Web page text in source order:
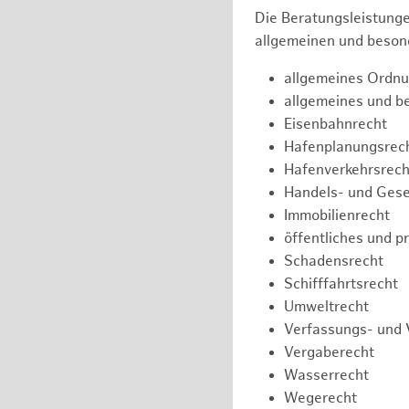
Die
allgemeinen und
allgemeines
allgemeines und
Eisenbahnrecht
Handels- und
Immobilienrecht
öffentliches und
Schadensrecht
Schifffahrtsrecht
Umweltrecht
Verfassungs- und
Vergaberecht
Wasserrecht
Wegerecht